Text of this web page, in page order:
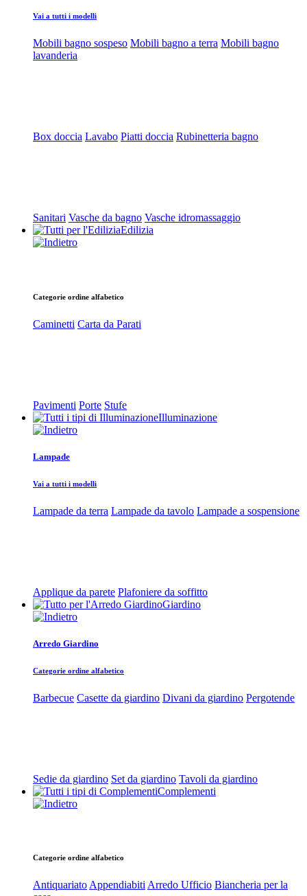
Vai a tutti i modelli
Mobili bagno sospeso Mobili bagno a terra Mobili bagno
lavanderia
Box doccia Lavabo Piatti doccia Rubinetteria bagno
Sanitari Vasche da bagno Vasche idromassaggio
Edilizia
Categorie ordine alfabetico
Caminetti Carta da Parati
Pavimenti Porte Stufe
Illuminazione
Lampade
Vai a tutti i modelli
Lampade da terra Lampade da tavolo Lampade a sospensione
Applique da parete Plafoniere da soffitto
Giardino
Arredo Giardino
Categorie ordine alfabetico
Barbecue Casette da giardino Divani da giardino Pergotende
Sedie da giardino Set da giardino Tavoli da giardino
Complementi
Categorie ordine alfabetico
Antiquariato Appendiabiti Arredo Ufficio Biancheria per la